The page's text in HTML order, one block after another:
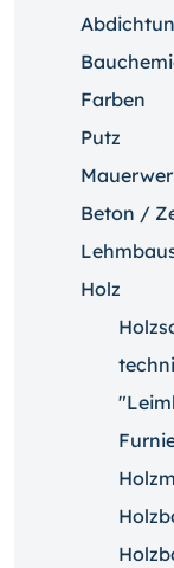
Farben
Putz
Beton /
Holz